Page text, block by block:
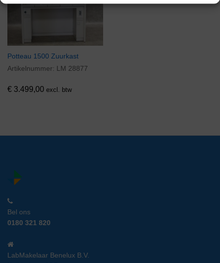
Potteau 1500 Zuurkast
Artikelnummer: LM 28877
€ 3.499,00 excl. btw
Bel ons
0180 321 820
LabMakelaar Benelux B.V.